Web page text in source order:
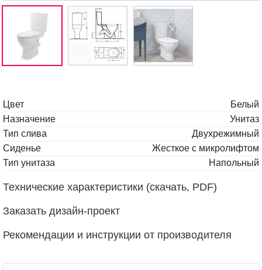
Цвет
Белый
Назначение
Унитаз
Тип слива
Двухрежимный
Сиденье
Жесткое с микролифтом
Тип унитаза
Напольный
Технические характеристики (скачать, PDF)
Заказать дизайн-проект
Рекомендации и инструкции от производителя